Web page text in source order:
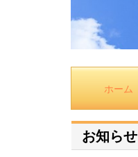
ホーム
お知らせ